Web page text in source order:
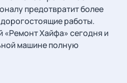
предотвратит более
работы.
«Ремонт Хайфа» сегодня и
машине полную